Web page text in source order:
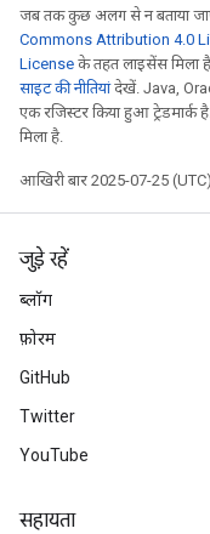
जब तक कुछ अलग से न बताया
Commons Attribution 4.0
License के तहत लाइसेंस मिला
साइट की नीतियांदेखें. Java,
एक रजिस्टर किया हुआ ट्रेडमार्क
मिला है.
आखिरी बार 2025-07-25
जुड़े रहें
ब्लॉग
फ़ोरम
GitHub
Twitter
YouTube
सहायता